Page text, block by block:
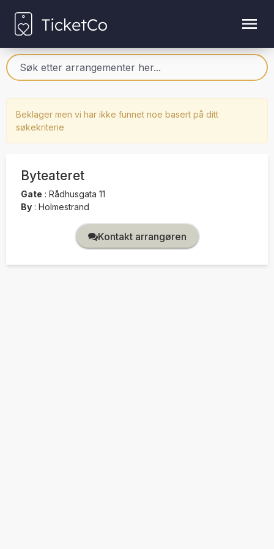
Beklager men vi har ikke funnet noe basert på ditt
søkekriterie
Byteateret
Gate : Rådhusgata 11
By : Holmestrand
Kontakt arrangøren